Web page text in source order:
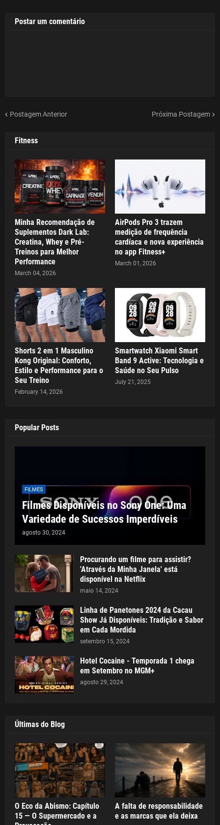
Postar um comentário
Postagem Anterior Próxima Postagem
Fitness
Minha Recomendação de
Suplementos Dark Lab:
Creatina, Whey e Pré-
Treinos para Melhor
Performance
March 04, 2026
AirPods Pro 3 trazem
medição de frequência
cardíaca e nova experiência
no app Fitness+
March 01, 2026
Shorts 2 em 1 Masculino
Kong Original: Conforto,
Estilo e Performance para o
Seu Treino
February 14, 2026
Smartwatch Xiaomi Smart
Band 9 Active: Tecnologia e
Saúde no Seu Pulso
July 21, 2025
Popular Posts
FILMES
Filmes Disponíveis no Sony One: Uma
Variedade de Sucessos Imperdíveis
agosto 30, 2024
Procurando um filme para assistir?
'Através da Minha Janela' está
disponível na Netflix
maio 14, 2024
Linha de Panetones 2024 da Cacau
Show Já Disponíveis: Tradição e Sabor
em Cada Mordida
setembro 15, 2024
Hotel Cocaine - Temporada 1 chega
em Setembro no MGM+
agosto 29, 2024
Últimas do Blog
O Eco da Abismo: Capítulo
15 — O Supermercado e a
A falta de responsabilidade
e as marcas que ela deixa